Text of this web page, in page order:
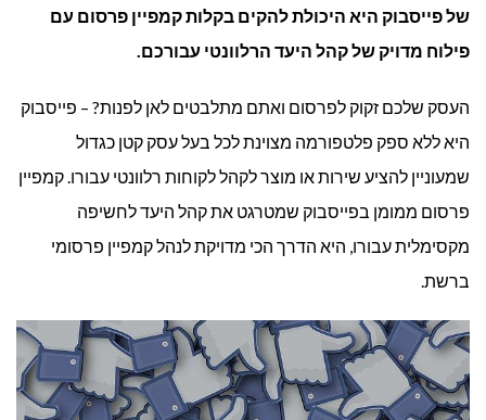
חדשים
של פייסבוק היא היכולת להקים בקלות קמפיין פרסום עם
פילוח מדויק של קהל היעד הרלוונטי עבורכם.
העסק שלכם זקוק לפרסום ואתם מתלבטים לאן לפנות? – פייסבוק
היא ללא ספק פלטפורמה מצוינת לכל בעל עסק קטן כגדול
שמעוניין להציע שירות או מוצר לקהל לקוחות רלוונטי עבורו. קמפיין
פרסום ממומן בפייסבוק שמטרגט את קהל היעד לחשיפה
מקסימלית עבורו, היא הדרך הכי מדויקת לנהל קמפיין פרסומי
ברשת.